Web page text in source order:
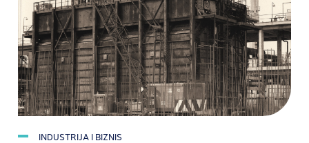
INDUSTRIJA I BIZNIS